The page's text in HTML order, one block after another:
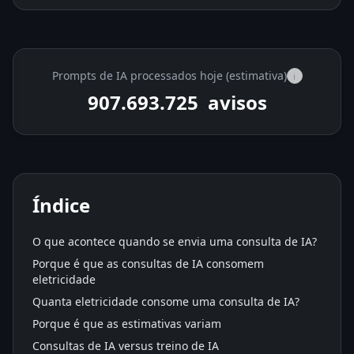
Prompts de IA processados hoje (estimativa) i
907.715.700 avisos
Índice
O que acontece quando se envia uma consulta de IA?
Porque é que as consultas de IA consomem
eletricidade
Quanta eletricidade consome uma consulta de IA?
Porque é que as estimativas variam
Consultas de IA versus treino de IA